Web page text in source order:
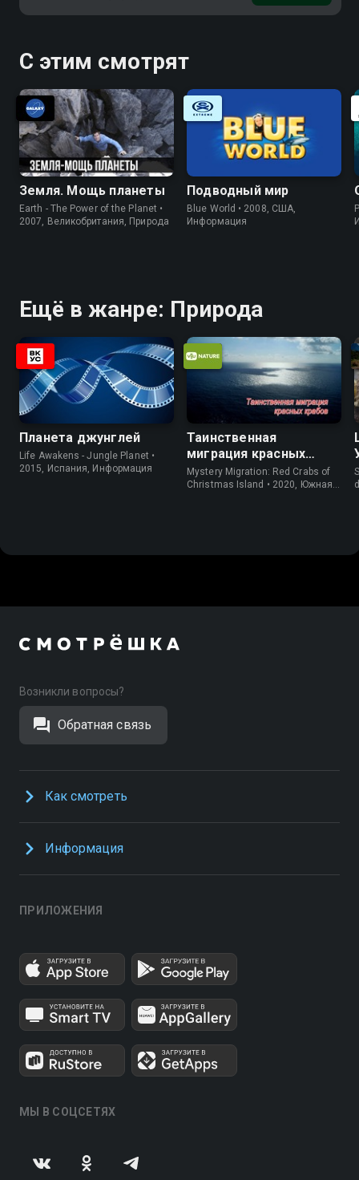
С этим смотрят
Земля. Мощь планеты
Earth - The Power of the Planet •
2007, Великобритания, Природа
Подводный мир
Blue World • 2008, США,
Информация
Ещё в жанре: Природа
Планета джунглей
Life Awakens - Jungle Planet •
2015, Испания, Информация
Таинственная
миграция красных
крабов
Mystery Migration: Red Crabs of
Christmas Island • 2020, Южная
Возникли вопросы?
Обратная связь
Как смотреть
Информация
ПРИЛОЖЕНИЯ
МЫ В СОЦСЕТЯХ